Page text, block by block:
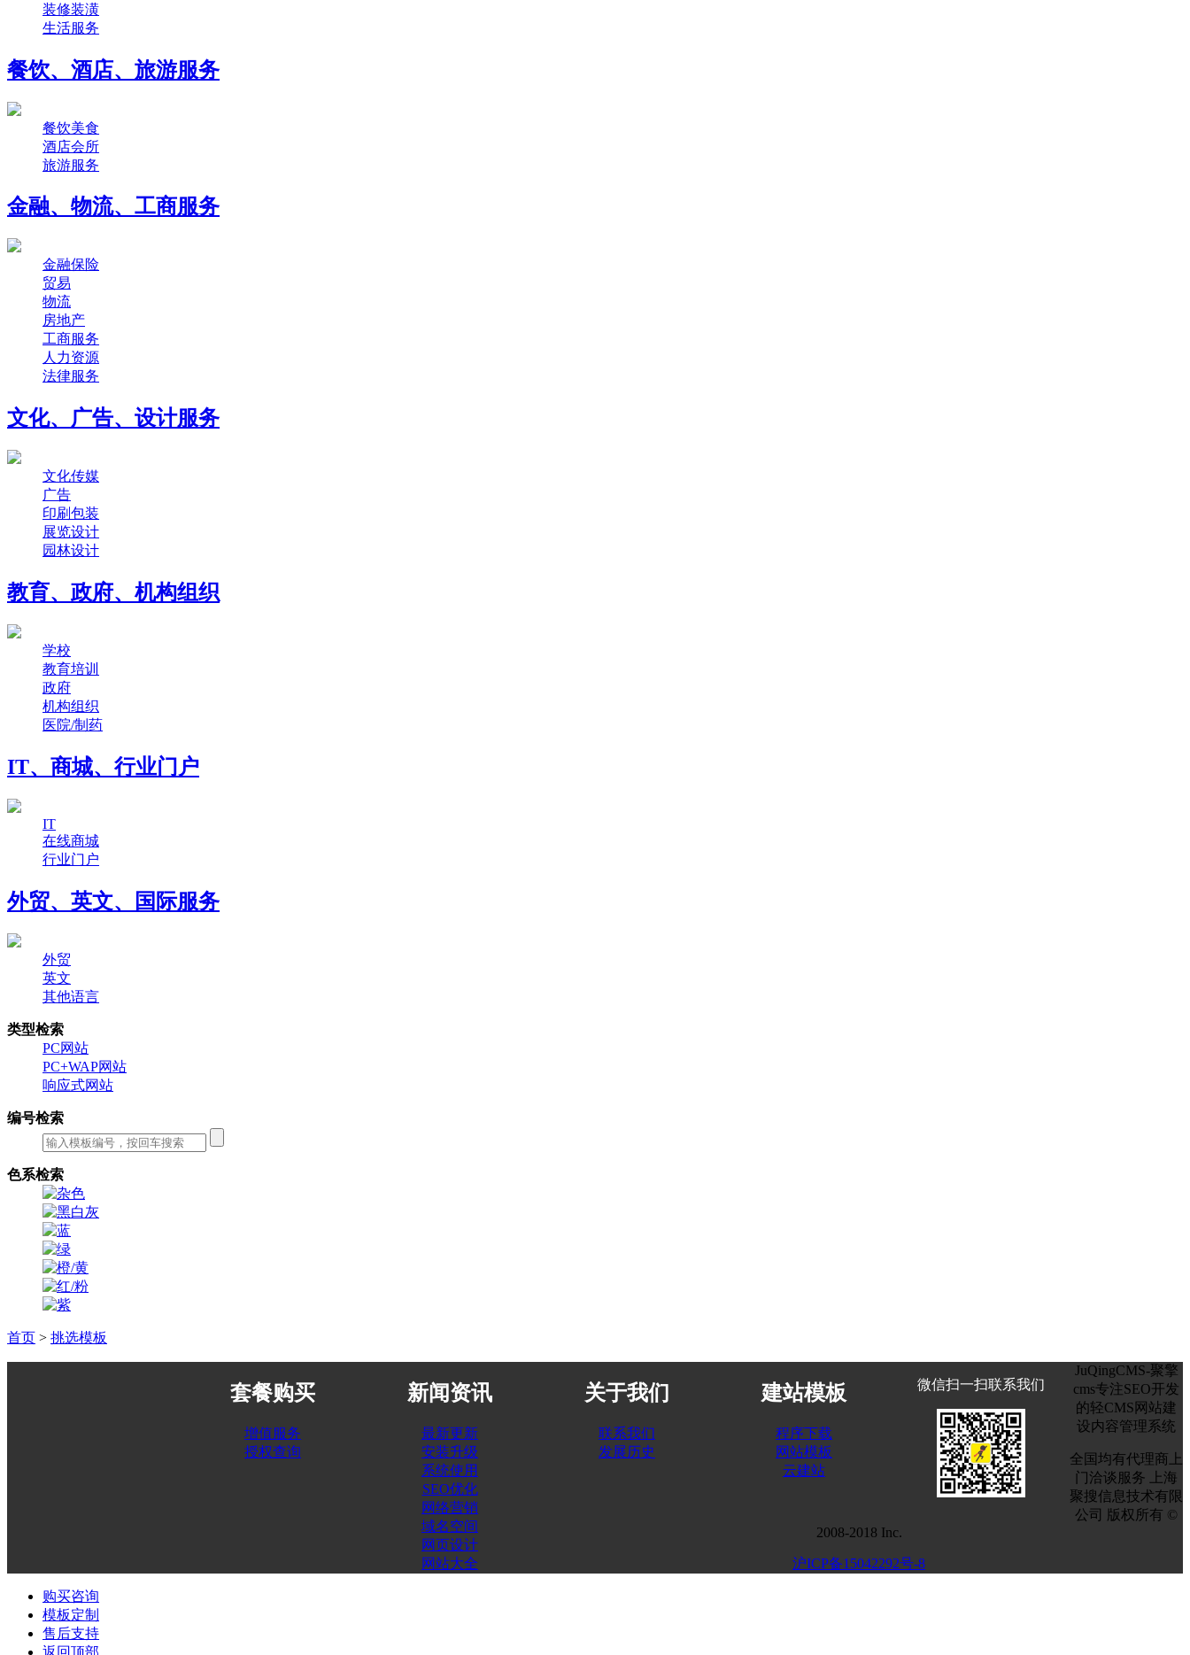
装修装潢
生活服务
餐饮、酒店、旅游服务
餐饮美食
酒店会所
旅游服务
金融、物流、工商服务
金融保险
贸易
物流
房地产
工商服务
人力资源
法律服务
文化、广告、设计服务
文化传媒
广告
印刷包装
展览设计
园林设计
教育、政府、机构组织
学校
教育培训
政府
机构组织
医院/制药
IT、商城、行业门户
IT
在线商城
行业门户
外贸、英文、国际服务
外贸
英文
其他语言
类型检索
PC网站
PC+WAP网站
响应式网站
编号检索
色系检索
首页 > 挑选模板
套餐购买
增值服务
授权查询
新闻资讯
最新更新
安装升级
系统使用
SEO优化
网络营销
域名空间
网页设计
网站大全
关于我们
联系我们
发展历史
建站模板
程序下载
网站模板
云建站
微信扫一扫联系我们
JuQingCMS-聚擎
cms专注SEO开发
的轻CMS网站建
设内容管理系统
全国均有代理商上
门洽谈服务
上海
聚搜信息技术有限
公司
版权所有 ©
2008-2018 Inc.
沪ICP备15042292号-8
购买咨询
模板定制
售后支持
返回顶部